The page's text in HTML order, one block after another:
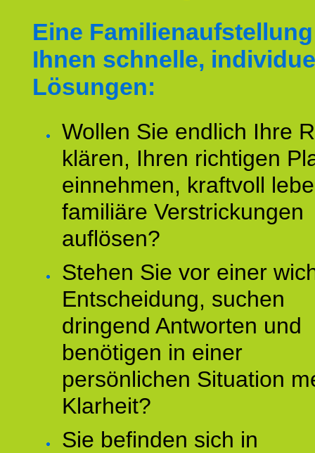
Eine
Ihnen schnelle,
Lösungen:
Wollen Sie endlich Ihre
klären, Ihren richtigen
einnehmen, kraftvoll
familiäre Verstrickungen
auflösen?
Stehen Sie vor einer
Entscheidung, suchen
dringend Antworten und
benötigen in einer
persönlichen Situation
Klarheit?
Sie befinden sich in